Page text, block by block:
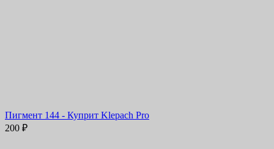
Пигмент 144 - Куприт Klepach Pro
200 ₽